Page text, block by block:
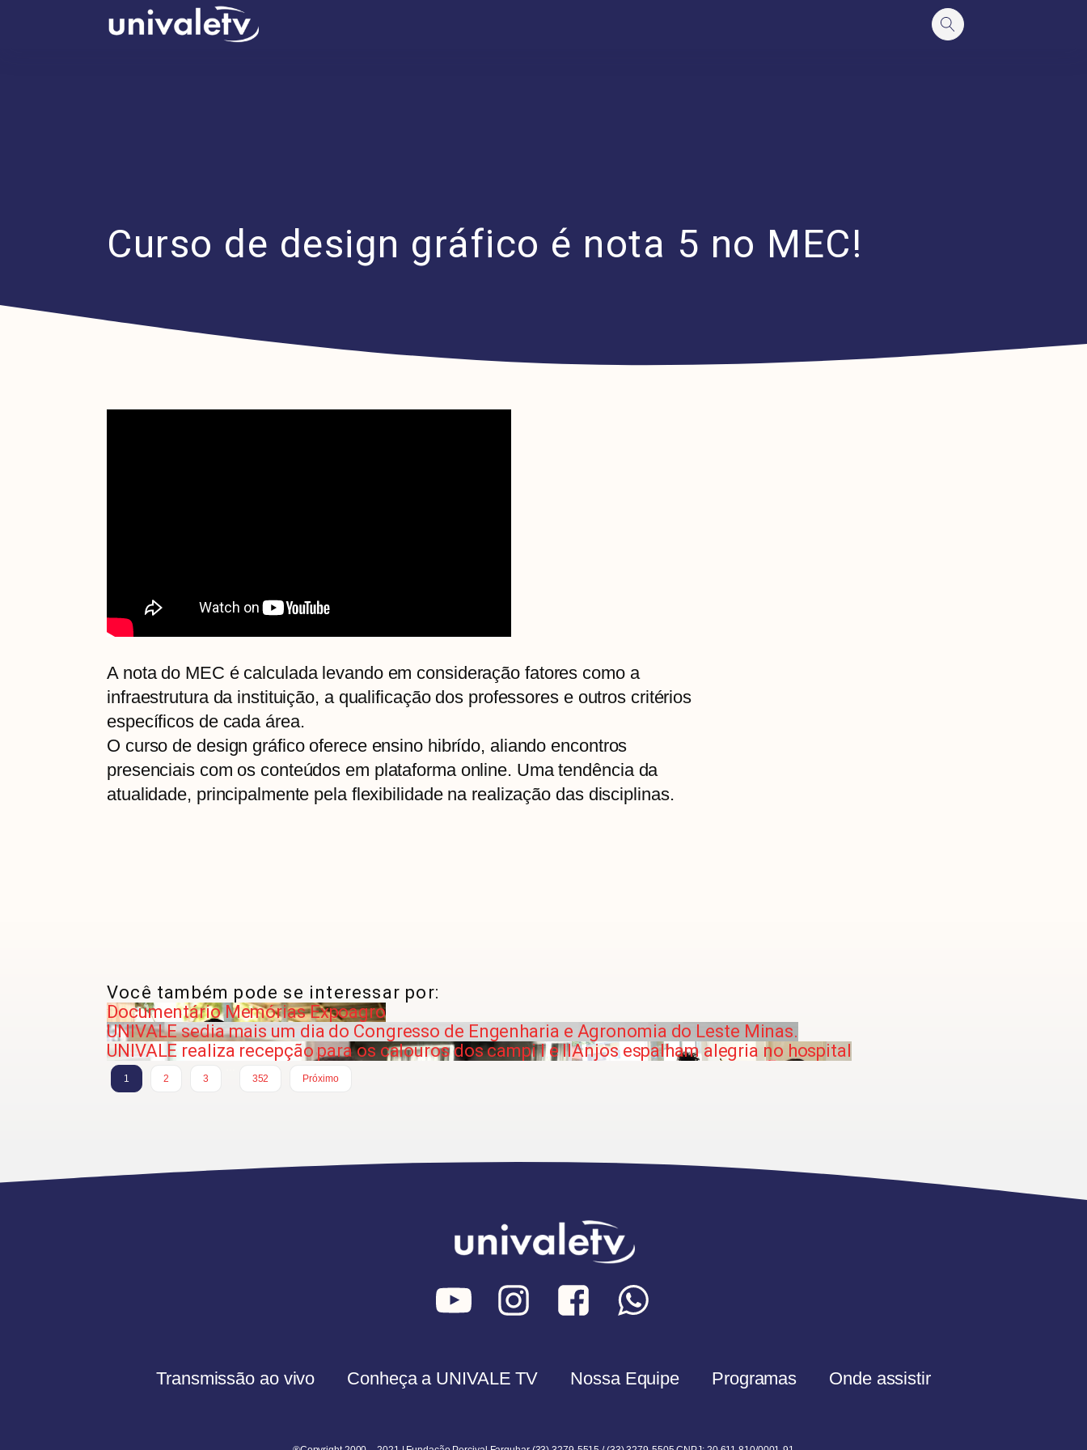
Curso de design gráfico é nota 5 no MEC!
A nota do MEC é calculada levando em consideração fatores como a
infraestrutura da instituição, a qualificação dos professores e outros critérios
específicos de cada área.
O curso de design gráfico oferece ensino hibrído, aliando encontros
presenciais com os conteúdos em plataforma online. Uma tendência da
atualidade, principalmente pela flexibilidade na realização das disciplinas.
Você também pode se interessar por:
Documentário Memórias Expoagro
UNIVALE sedia mais um dia do Congresso de Engenharia e Agronomia do Leste Minas.
UNIVALE realiza recepção para os calouros dos campi l e llAnjos espalham alegria no hospital
1 2 3
352
Próximo
Transmissão ao vivo Conheça a UNIVALE TV Nossa Equipe Programas Onde assistir